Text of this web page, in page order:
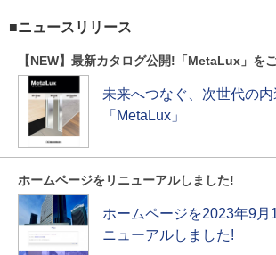
■ニュースリリース
【NEW】最新カタログ公開!「MetaLux」を
未来へつなぐ、次世代の
「MetaLux」
ホームページをリニューアルしました!
ホームページを2023年9月
ニューアルしました!